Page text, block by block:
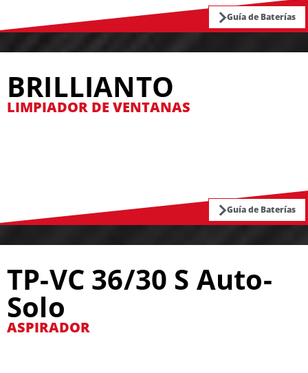
Guía de Baterías
BRILLIANTO
LIMPIADOR DE VENTANAS
Guía de Baterías
TP-VC 36/30 S Auto-
Solo
ASPIRADOR